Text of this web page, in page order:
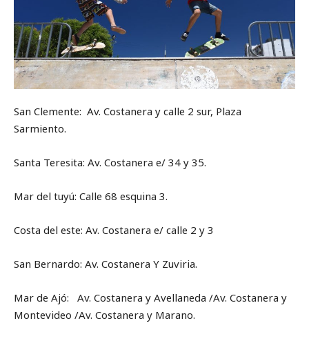
San Clemente: Av. Costanera y calle 2 sur, Plaza
Sarmiento.
Santa Teresita: Av. Costanera e/ 34 y 35.
Mar del tuyú: Calle 68 esquina 3.
Costa del este: Av. Costanera e/ calle 2 y 3
San Bernardo: Av. Costanera Y Zuviria.
Mar de Ajó: Av. Costanera y Avellaneda /Av. Costanera y
Montevideo /Av. Costanera y Marano.